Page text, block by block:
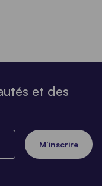
et des
M’inscrire